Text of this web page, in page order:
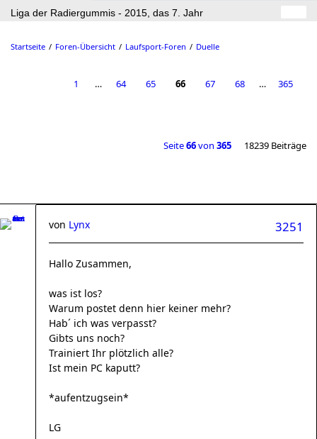
Liga der Radiergummis - 2015, das 7. Jahr
Startseite Foren-Übersicht Laufsport-Foren Duelle
1 … 64 65 66 67 68 … 365
Seite66von 365 18239 Beiträge
3251
von Lynx
Hallo Zusammen,
was ist los?
Warum postet denn hier keiner mehr?
Hab´ ich was verpasst?
Gibts uns noch?
Trainiert Ihr plötzlich alle?
Ist mein PC kaputt?
*aufentzugsein*
LG